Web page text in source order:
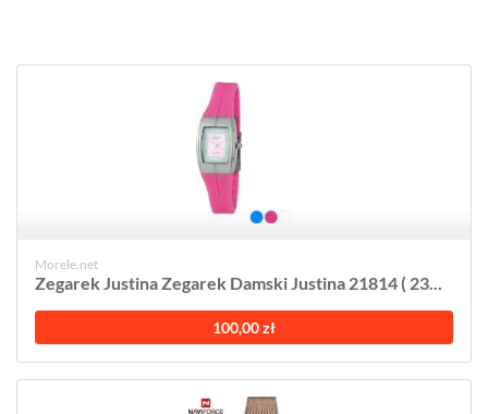
Morele.net
Zegarek Justina Zegarek Damski Justina 21814 ( 23...
100,00 zł